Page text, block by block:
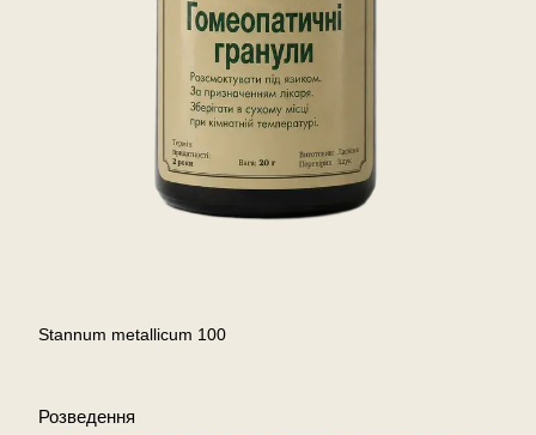
Stannum metallicum 100
Розведення